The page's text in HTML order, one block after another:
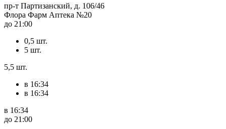
пр-т Партизанский, д. 106/46
Флора Фарм Аптека №20
до 21:00
0,5 шт.
5 шт.
5,5 шт.
в 16:34
в 16:34
в 16:34
до 21:00